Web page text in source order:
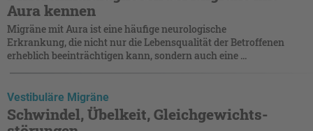
Aura kennen
Migräne mit Aura ist eine häufige neurologische
Erkrankung, die nicht nur die Lebensqualität der Betroffenen
erheblich beeinträchtigen kann, sondern auch eine ...
Vestibuläre Migräne
Schwindel, Übelkeit, Gleich­gewichts­